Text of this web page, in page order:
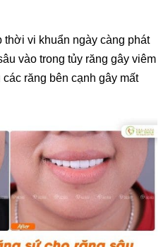
vi khuẩn ngày càng phát
vào trong tủy răng gây viêm
răng bên cạnh gây mất